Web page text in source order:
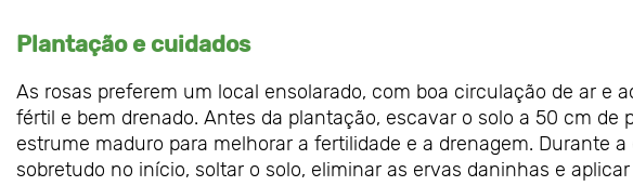
Plantação e cuidados
As rosas preferem um local ensolarado, com boa circulação de ar e
fértil e bem drenado. Antes da plantação, escavar o solo a 50 cm de
estrume maduro para melhorar a fertilidade e a drenagem. Durante
sobretudo no início, soltar o solo, eliminar as ervas daninhas e